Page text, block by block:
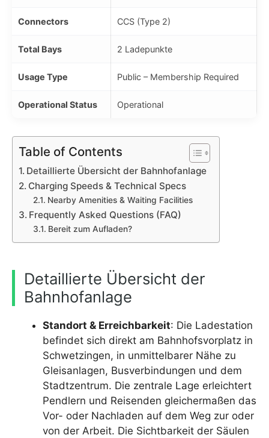
Connectors CCS (Type 2)
Total Bays 2 Ladepunkte
Usage Type Public – Membership Required
Operational Status Operational
Table of Contents
Detaillierte Übersicht der Bahnhofanlage
Charging Speeds & Technical Specs
Nearby Amenities & Waiting Facilities
Frequently Asked Questions (FAQ)
Bereit zum Aufladen?
Detaillierte Übersicht der
Bahnhofanlage
Standort & Erreichbarkeit: Die Ladestation
befindet sich direkt am Bahnhofsvorplatz in
Schwetzingen, in unmittelbarer Nähe zu
Gleisanlagen, Busverbindungen und dem
Stadtzentrum. Die zentrale Lage erleichtert
Pendlern und Reisenden gleichermaßen das
Vor- oder Nachladen auf dem Weg zur oder
von der Arbeit. Die Sichtbarkeit der Säulen